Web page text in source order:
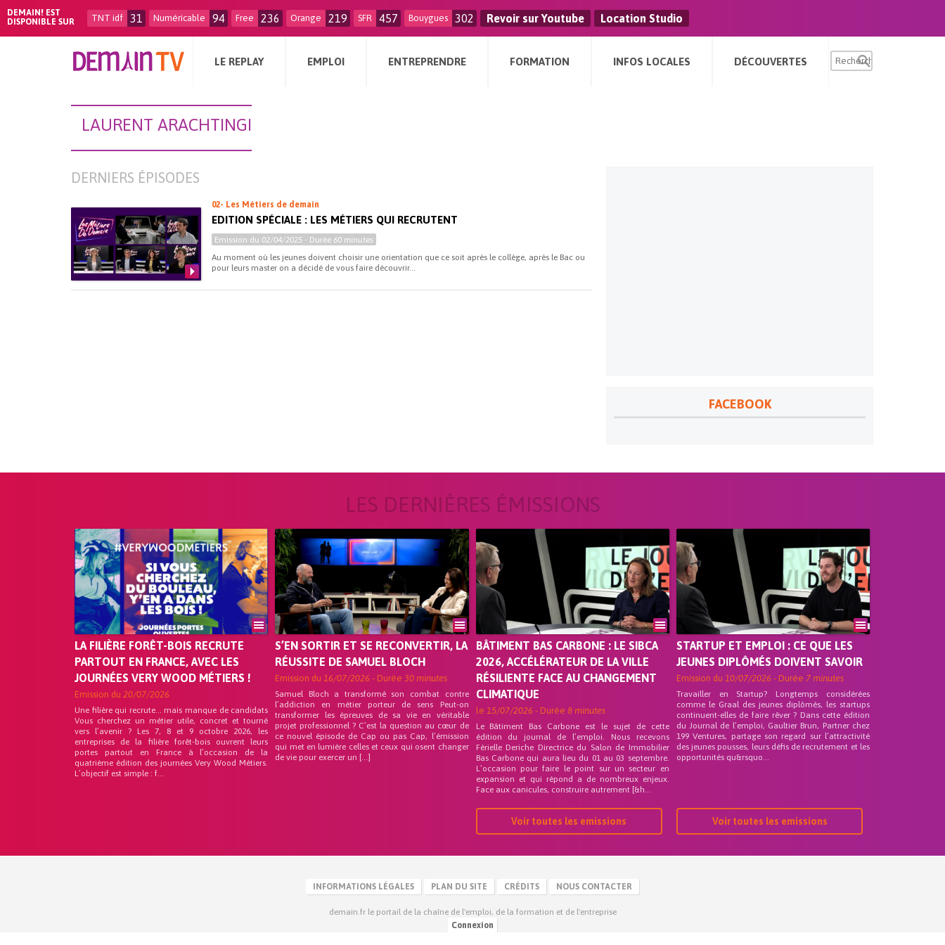
DEMAIN! EST
DISPONIBLE SUR
TNT idf 31 Numéricable 94 Free 236 Orange 219 SFR 457 Bouygues 302 Revoir sur Youtube Location Studio
LE REPLAY EMPLOI ENTREPRENDRE FORMATION INFOS LOCALES DÉCOUVERTES
LAURENT ARACHTINGI
DERNIERS ÉPISODES
02- Les Métiers de demain
EDITION SPÉCIALE : LES MÉTIERS QUI RECRUTENT
Emission du 02/04/2025 - Durée 60 minutes
Au moment où les jeunes doivent choisir une orientation que ce soit après le collège, après le Bac ou
pour leurs master on a décidé de vous faire découvrir...
FACEBOOK
LES DERNIÈRES ÉMISSIONS
LA FILIÈRE FORÊT-BOIS RECRUTE
PARTOUT EN FRANCE, AVEC LES
JOURNÉES VERY WOOD MÉTIERS !
Emission du 20/07/2026
Une filière qui recrute… mais manque de candidats
Vous cherchez un métier utile, concret et tourné
vers l’avenir ? Les 7, 8 et 9 octobre 2026, les
entreprises de la filière forêt-bois ouvrent leurs
portes partout en France à l’occasion de la
quatrième édition des journées Very Wood Métiers.
L’objectif est simple : f...
S’EN SORTIR ET SE RECONVERTIR, LA
RÉUSSITE DE SAMUEL BLOCH
Emission du16/07/2026 - Durée30 minutes
Samuel Bloch a transformé son combat contre
l’addiction en métier porteur de sens Peut-on
transformer les épreuves de sa vie en véritable
projet professionnel ? C’est la question au cœur de
ce nouvel épisode de Cap ou pas Cap, l’émission
qui met en lumière celles et ceux qui osent changer
de vie pour exercer un […]
BÂTIMENT BAS CARBONE : LE SIBCA
2026, ACCÉLÉRATEUR DE LA VILLE
RÉSILIENTE FACE AU CHANGEMENT
CLIMATIQUE
le 15/07/2026 - Durée 8 minutes
Le Bâtiment Bas Carbone est le sujet de cette
édition du journal de l’emploi. Nous recevons
Férielle Deriche Directrice du Salon de Immobilier
Bas Carbone qui aura lieu du 01 au 03 septembre.
L’occasion pour faire le point sur un secteur en
expansion et qui répond a de nombreux enjeux.
Face aux canicules, construire autrement [&h...
Voir toutes les emissions
STARTUP ET EMPLOI : CE QUE LES
JEUNES DIPLÔMÉS DOIVENT SAVOIR
Emission du 10/07/2026 - Durée 7 minutes
Travailler en Startup? Longtemps considérées
comme le Graal des jeunes diplômés, les startups
continuent-elles de faire rêver ? Dans cette édition
du Journal de l’emploi, Gaultier Brun, Partner chez
199 Ventures, partage son regard sur l’attractivité
des jeunes pousses, leurs défis de recrutement et les
opportunités qu&rsquo...
Voir toutes les emissions
INFORMATIONS LÉGALES PLAN DU SITE CRÉDITS NOUS CONTACTER
demain.fr le portail de la chaîne de l'emploi, de la formation et de l'entreprise
Connexion